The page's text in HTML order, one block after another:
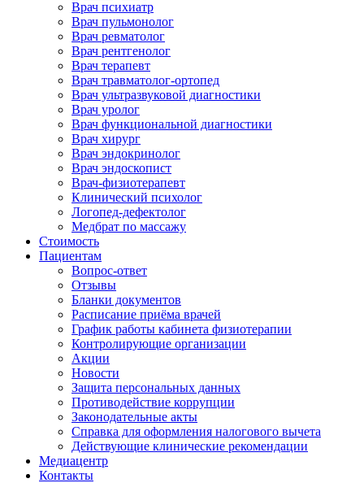
Врач психиатр
Врач пульмонолог
Врач ревматолог
Врач рентгенолог
Врач терапевт
Врач травматолог-ортопед
Врач ультразвуковой диагностики
Врач уролог
Врач функциональной диагностики
Врач хирург
Врач эндокринолог
Врач эндоскопист
Врач-физиотерапевт
Клинический психолог
Логопед-дефектолог
Медбрат по массажу
Стоимость
Пациентам
Вопрос-ответ
Отзывы
Бланки документов
Расписание приёма врачей
График работы кабинета физиотерапии
Контролирующие организации
Акции
Новости
Защита персональных данных
Противодействие коррупции
Законодательные акты
Справка для оформления налогового вычета
Действующие клинические рекомендации
Медиацентр
Контакты